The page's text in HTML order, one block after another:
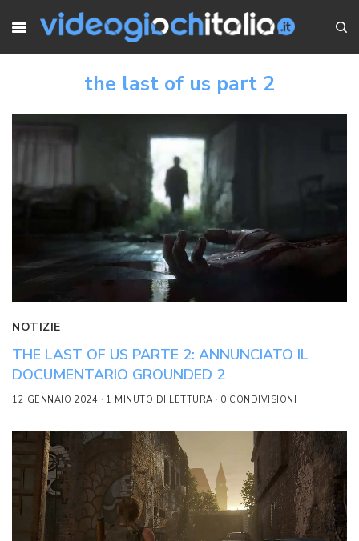
the last of us part 2
NOTIZIE
THE LAST OF US PARTE 2: ANNUNCIATO IL
DOCUMENTARIO GROUNDED 2
12 GENNAIO 2024 1 MINUTO DI LETTURA 0 CONDIVISIONI